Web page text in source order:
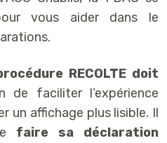
vous aider dans le
RECOLTE doit
de faciliter l’expérience
un affichage plus lisible. Il
faire sa déclaration